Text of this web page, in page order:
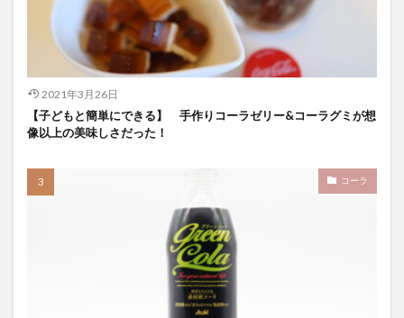
2021年3月26日
【子どもと簡単にできる】 手作りコーラゼリー&コーラグミが想
像以上の美味しさだった！
コーラ